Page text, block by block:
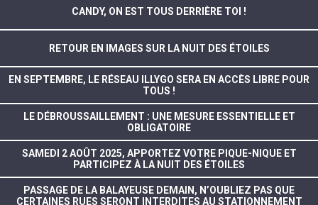
CANDY, ON EST TOUS DERRIÈRE TOI !
RETOUR EN IMAGES SUR LA NUIT DES ÉTOILES
EN SEPTEMBRE, LE RÉSEAU ILLYGO SERA EN ACCÈS LIBRE POUR
TOUS !
LE DÉBROUSSAILLEMENT : UNE MESURE ESSENTIELLE ET
OBLIGATOIRE
SAMEDI 2 AOÛT 2025, APPORTEZ VOTRE PIQUE-NIQUE ET
PARTICIPEZ À LA NUIT DES ÉTOILES
PASSAGE DE LA BALAYEUSE DEMAIN, N’OUBLIEZ PAS QUE
CERTAINES RUES SERONT INTERDITES AU STATIONNEMENT